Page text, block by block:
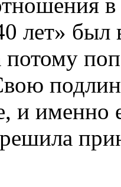
лет» был
потому
и именно